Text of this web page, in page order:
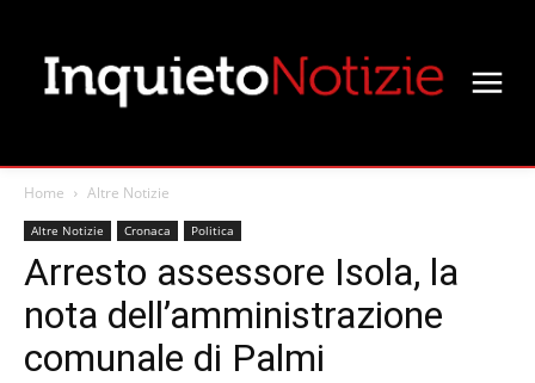
Home Altre Notizie
Altre Notizie Cronaca Politica
Arresto assessore Isola, la
nota dell’amministrazione
comunale di Palmi